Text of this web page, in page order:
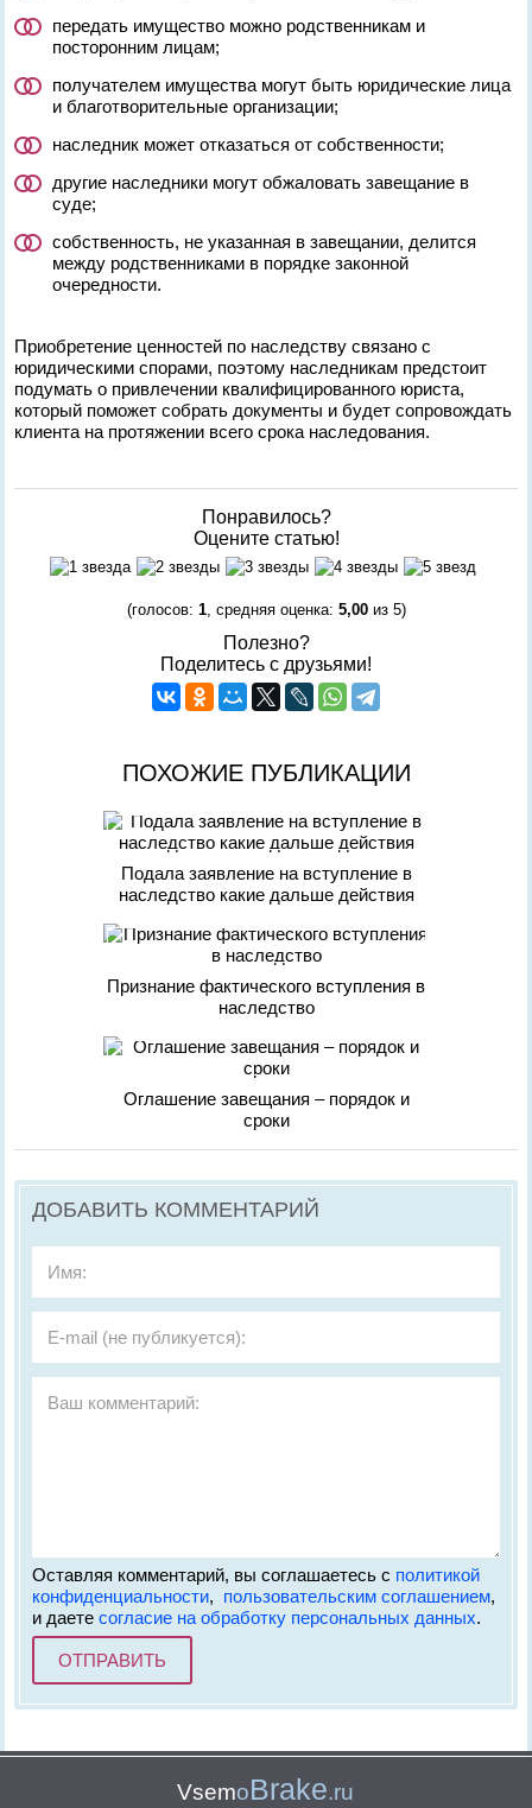
передать имущество можно родственникам и
посторонним лицам;
получателем имущества могут быть юридические лица
и благотворительные организации;
наследник может отказаться от собственности;
другие наследники могут обжаловать завещание в
суде;
собственность, не указанная в завещании, делится
между родственниками в порядке законной
очередности.
Приобретение ценностей по наследству связано с
юридическими спорами, поэтому наследникам предстоит
подумать о привлечении квалифицированного юриста,
который поможет собрать документы и будет сопровождать
клиента на протяжении всего срока наследования.
Понравилось?
Оцените статью!
(голосов: 1, средняя оценка: 5,00из 5)
Полезно?
Поделитесь с друзьями!
ПОХОЖИЕ ПУБЛИКАЦИИ
Подала заявление на вступление в
наследство какие дальше действия
Признание фактического вступления в
наследство
Оглашение завещания – порядок и
сроки
ДОБАВИТЬ КОММЕНТАРИЙ
Оставляя комментарий, вы соглашаетесь с политикой
конфиденциальности, пользовательским соглашением,
и даетесогласие на обработку персональных данных.
VsemoBrake.ru